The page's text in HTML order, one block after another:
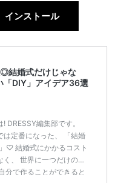
インストール
結婚式だけじゃな
「DIY」アイデア36選
DRESSY編集部です。
は定番になった、 「結婚
♡ 結婚式にかかるコスト
く、 世界に一つだけのオ
分で作ることができると